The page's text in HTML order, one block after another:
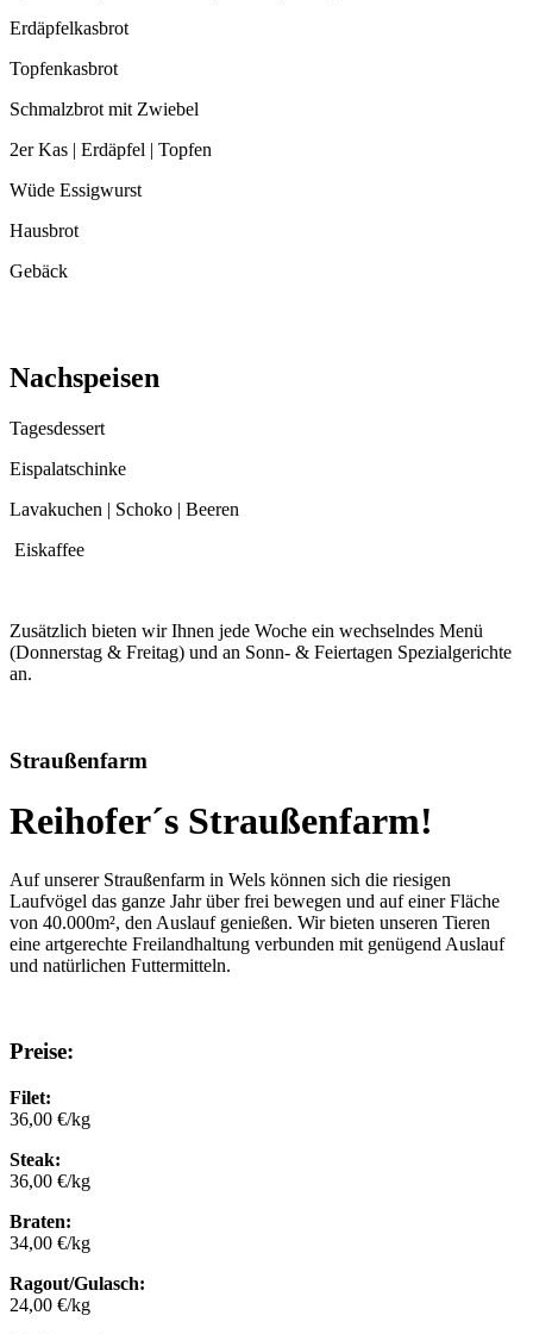
Erdäpfelkasbrot
Topfenkasbrot
Schmalzbrot mit Zwiebel
2er Kas | Erdäpfel | Topfen
Wüde Essigwurst
Hausbrot
Gebäck
Nachspeisen
Tagesdessert
Eispalatschinke
Lavakuchen | Schoko | Beeren
Eiskaffee
Zusätzlich bieten wir Ihnen jede Woche ein wechselndes Menü
(Donnerstag & Freitag) und an Sonn- & Feiertagen Spezialgerichte
an.
Straußenfarm
Reihofer´s Straußenfarm!
Auf unserer Straußenfarm in Wels können sich die riesigen
Laufvögel das ganze Jahr über frei bewegen und auf einer Fläche
von 40.000m², den Auslauf genießen. Wir bieten unseren Tieren
eine artgerechte Freilandhaltung verbunden mit genügend Auslauf
und natürlichen Futtermitteln.
Preise:
Filet:
36,00 €/kg
Steak:
36,00 €/kg
Braten:
34,00 €/kg
Ragout/Gulasch:
24,00 €/kg